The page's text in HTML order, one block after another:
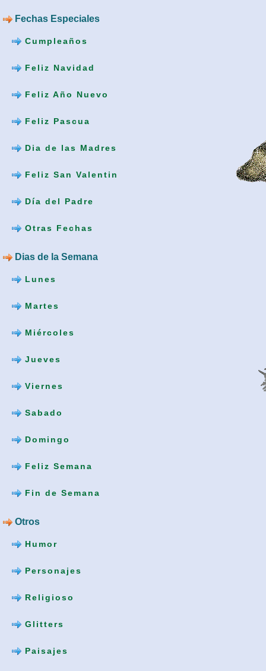
Fechas Especiales
Cumpleaños
Feliz Navidad
Feliz Año Nuevo
Feliz Pascua
Dia de las Madres
Feliz San Valentin
Día del Padre
Otras Fechas
Dias de la Semana
Lunes
Martes
Miércoles
Jueves
Viernes
Sabado
Domingo
Feliz Semana
Fin de Semana
Otros
Humor
Personajes
Religioso
Glitters
Paisajes